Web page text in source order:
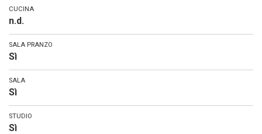
CUCINA
n.d.
SALA PRANZO
Sì
SALA
Sì
STUDIO
Sì